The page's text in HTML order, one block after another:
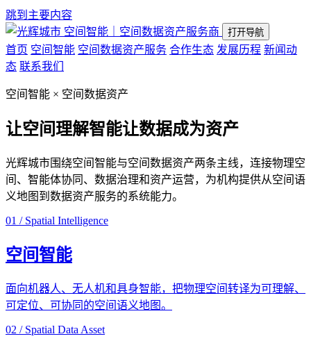
跳到主要内容
空间智能｜空间数据资产服务商
打开导航
首页 空间智能 空间数据资产服务 合作生态 发展历程 新闻动
态 联系我们
空间智能 × 空间数据资产
让空间理解智能让数据成为资产
光辉城市围绕空间智能与空间数据资产两条主线，连接物理空
间、智能体协同、数据治理和资产运营，为机构提供从空间语
义地图到数据资产服务的系统能力。
01 / Spatial Intelligence
空间智能
面向机器人、无人机和具身智能，把物理空间转译为可理解、
可定位、可协同的空间语义地图。
02 / Spatial Data Asset